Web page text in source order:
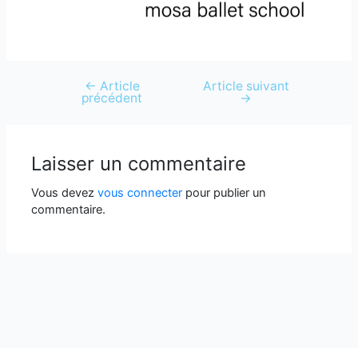
← Article
précédent
Article suivant
→
Laisser un commentaire
Vous devezvous connecter pour publier un
commentaire.